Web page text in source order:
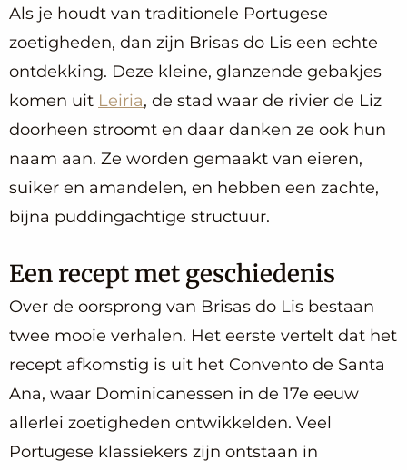
Als je houdt van traditionele Portugese
zoetigheden, dan zijn Brisas do Lis een echte
ontdekking. Deze kleine, glanzende gebakjes
komen uit Leiria, de stad waar de rivier de Liz
doorheen stroomt en daar danken ze ook hun
naam aan. Ze worden gemaakt van eieren,
suiker en amandelen, en hebben een zachte,
bijna puddingachtige structuur.
Een recept met geschiedenis
Over de oorsprong van Brisas do Lis bestaan
twee mooie verhalen. Het eerste vertelt dat het
recept afkomstig is uit het Convento de Santa
Ana, waar Dominicanessen in de 17e eeuw
allerlei zoetigheden ontwikkelden. Veel
Portugese klassiekers zijn ontstaan in